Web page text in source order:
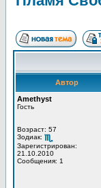
Автор
Amethyst
Гость
Возраст: 57
Зодиак:
Зарегистрирован:
21.10.2010
Сообщения: 1